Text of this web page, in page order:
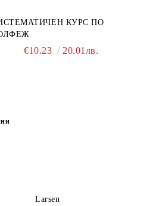
КУРС ПО
€10.23 20.01лв.
Larsen